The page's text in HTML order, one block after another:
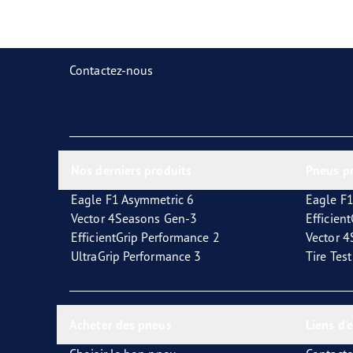
Contactez-nous
Eagle F1 Asymmetric 6
Vector 4Seasons Gen-3
EfficientGrip Performance 2
UltraGrip Performance 3
Eagle
Vector
Tire